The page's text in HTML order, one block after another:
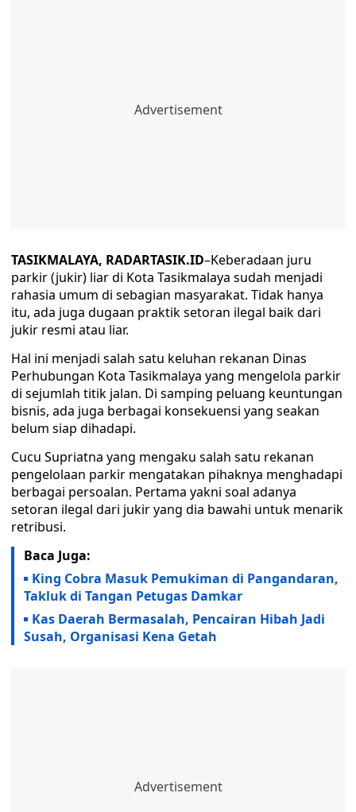
TASIKMALAYA, RADARTASIK.ID–Keberadaan juru
parkir (jukir) liar di Kota Tasikmalaya sudah menjadi
rahasia umum di sebagian masyarakat. Tidak hanya
itu, ada juga dugaan praktik setoran ilegal baik dari
jukir resmi atau liar.
Hal ini menjadi salah satu keluhan rekanan Dinas
Perhubungan Kota Tasikmalaya yang mengelola parkir
di sejumlah titik jalan. Di samping peluang keuntungan
bisnis, ada juga berbagai konsekuensi yang seakan
belum siap dihadapi.
Cucu Supriatna yang mengaku salah satu rekanan
pengelolaan parkir mengatakan pihaknya menghadapi
berbagai persoalan. Pertama yakni soal adanya
setoran ilegal dari jukir yang dia bawahi untuk menarik
retribusi.
Baca Juga:
King Cobra Masuk Pemukiman di Pangandaran,
Takluk di Tangan Petugas Damkar
Kas Daerah Bermasalah, Pencairan Hibah Jadi
Susah, Organisasi Kena Getah